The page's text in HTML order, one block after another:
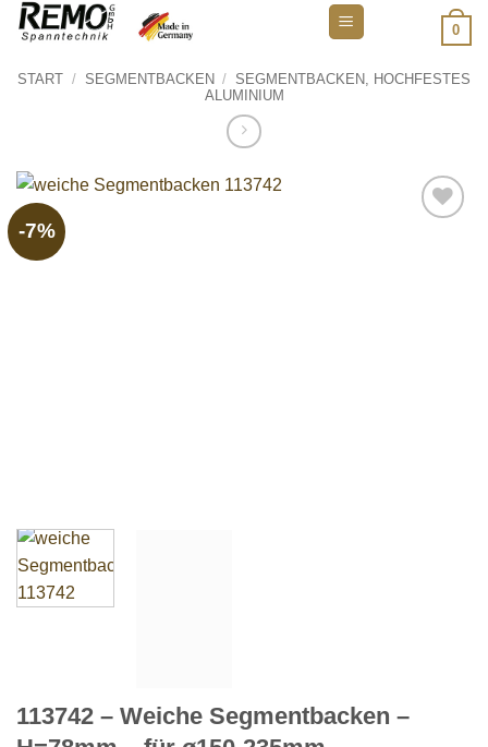
Zum
Inhalt
0
START / SEGMENTBACKEN / SEGMENTBACKEN, HOCHFESTES
ALUMINIUM
-7%
113742 – Weiche Segmentbacken –